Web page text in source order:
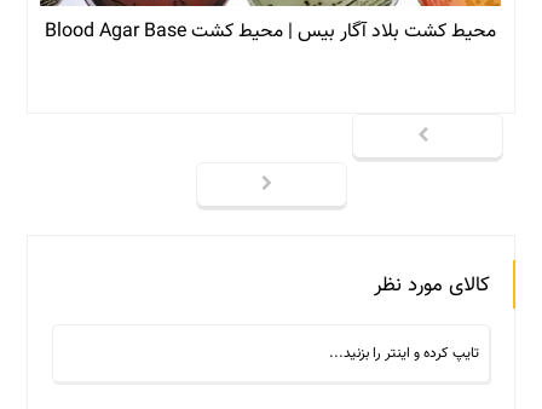
محیط کشت بلاد آگار بیس | محیط کشت Blood Agar Base
کالای مورد نظر